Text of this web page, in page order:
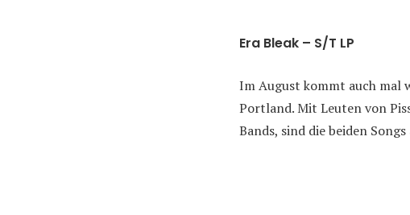
Era Bleak – S/T LP
Im August kommt auch mal
Portland. Mit Leuten von
Bands, sind die beiden